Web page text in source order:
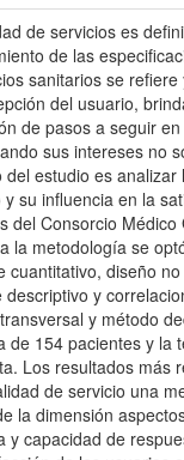
de servicios es
de las
sanitarios se
del usuario,
de pasos a seguir
sus intereses no
del estudio es analizar
y su influencia en la
del Consorcio Médico
la metodología se
cuantitativo, diseño
descriptivo y
y método
de 154 pacientes y la
Los resultados más
de servicio una
la dimensión
y capacidad de